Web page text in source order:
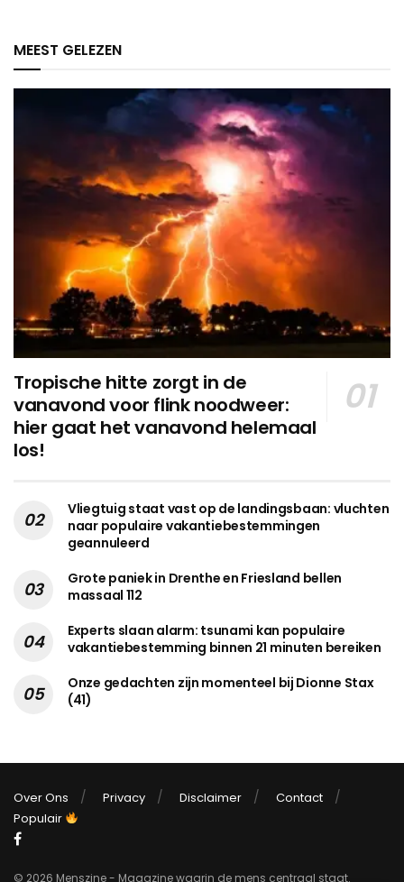
MEEST GELEZEN
Tropische hitte zorgt in de
vanavond voor flink noodweer:
hier gaat het vanavond helemaal
los!
Vliegtuig staat vast op de landingsbaan: vluchten
naar populaire vakantiebestemmingen
geannuleerd
Grote paniek in Drenthe en Friesland bellen
massaal 112
Experts slaan alarm: tsunami kan populaire
vakantiebestemming binnen 21 minuten bereiken
Onze gedachten zijn momenteel bij Dionne Stax
(41)
Over Ons Privacy Disclaimer
Contact
Populair
© 2026 Menszine - Magazine waarin de mens centraal staat.